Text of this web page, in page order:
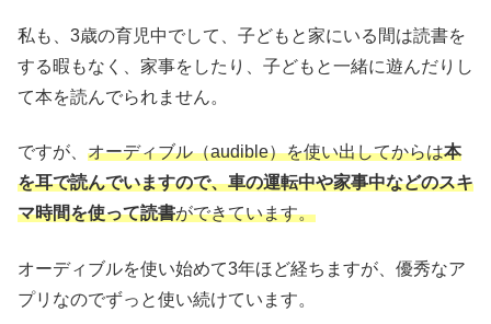
私も、3歳の育児中でして、子どもと家にいる間は読書を
する暇もなく、家事をしたり、子どもと一緒に遊んだりし
て本を読んでられません。
ですが、 オーディブル（audible）を使い出してからは本
を耳で読んでいますので、車の運転中や家事中などのスキ
マ時間を使って読書ができています。
オーディブルを使い始めて3年ほど経ちますが、優秀なア
プリなのでずっと使い続けています。